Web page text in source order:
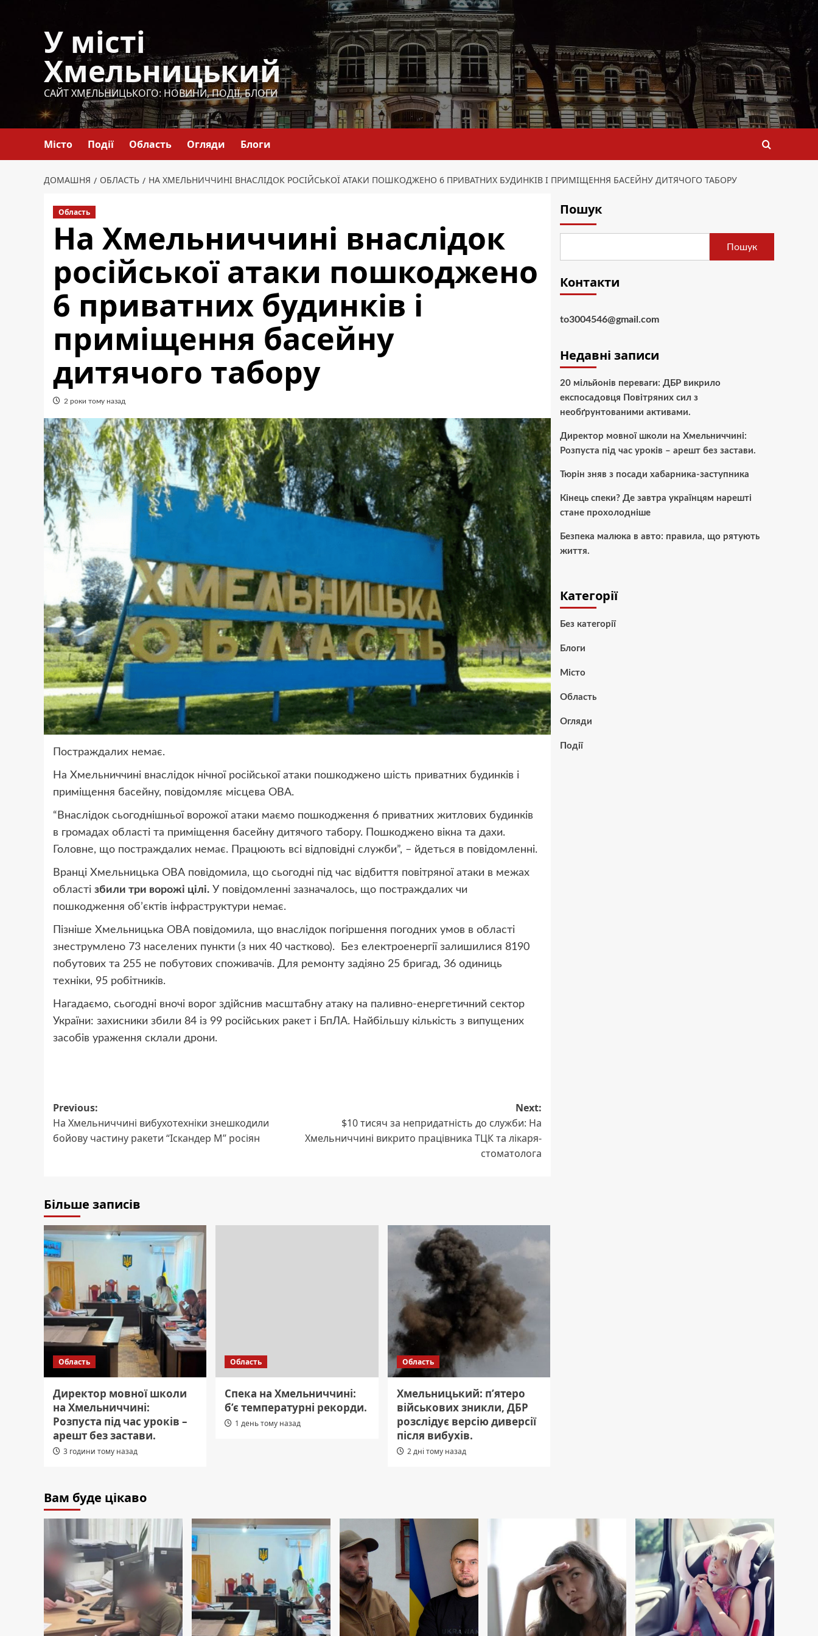
У місті
Хмельницький
САЙТ ХМЕЛЬНИЦЬКОГО: НОВИНИ, ПОДІЇ, БЛОГИ
Місто Події Область Огляди Блоги
ДОМАШНЯ ОБЛАСТЬ НА ХМЕЛЬНИЧЧИНІ ВНАСЛІДОК РОСІЙСЬКОЇ АТАКИ ПОШКОДЖЕНО 6 ПРИВАТНИХ БУДИНКІВ І ПРИМІЩЕННЯ БАСЕЙНУ ДИТЯЧОГО ТАБОРУ
Область
На Хмельниччині внаслідок
російської атаки пошкоджено
6 приватних будинків і
приміщення басейну
дитячого табору
2 роки тому назад
Постраждалих немає.
На Хмельниччині внаслідок нічної російської атаки пошкоджено шість приватних будинків і
приміщення басейну, повідомляє місцева ОВА.
“Внаслідок сьогоднішньої ворожої атаки маємо пошкодження 6 приватних житлових будинків
в громадах області та приміщення басейну дитячого табору. Пошкоджено вікна та дахи.
Головне, що постраждалих немає. Працюють всі відповідні служби”, – йдеться в повідомленні.
Вранці Хмельницька ОВА повідомила, що сьогодні під час відбиття повітряної атаки в межах
області збили три ворожі цілі. У повідомленні зазначалось, що постраждалих чи
пошкодження обʼєктів інфраструктури немає.
Пізніше Хмельницька ОВА повідомила, що внаслідок погіршення погодних умов в області
знеструмлено 73 населених пункти (з них 40 частково). Без електроенергії залишилися 8190
побутових та 255 не побутових споживачів. Для ремонту задіяно 25 бригад, 36 одиниць
техніки, 95 робітників.
Нагадаємо, сьогодні вночі ворог здійснив масштабну атаку на паливно-енергетичний сектор
України: захисники збили 84 із 99 російських ракет і БпЛА. Найбільшу кількість з випущених
засобів ураження склали дрони.
Post
navigation
Previous:
На Хмельниччині вибухотехніки знешкодили
бойову частину ракети “Іскандер М” росіян
Next:
$10 тисяч за непридатність до служби: На
Хмельниччині викрито працівника ТЦК та лікаря-
стоматолога
Більше записів
Область
Директор мовної школи
на Хмельниччині:
Розпуста під час уроків –
арешт без застави.
3 години тому назад
Область
Спека на Хмельниччині:
б’є температурні рекорди.
1 день тому назад
Область
Хмельницький: п’ятеро
військових зникли, ДБР
розслідує версію диверсії
після вибухів.
2 дні тому назад
Пошук
Пошук
Контакти
to3004546@gmail.com
Недавні записи
20 мільйонів переваги: ДБР викрило
експосадовця Повітряних сил з
необґрунтованими активами.
Директор мовної школи на Хмельниччині:
Розпуста під час уроків – арешт без застави.
Тюрін зняв з посади хабарника-заступника
Кінець спеки? Де завтра українцям нарешті
стане прохолодніше
Безпека малюка в авто: правила, що рятують
життя.
Категорії
Без категорії
Блоги
Місто
Область
Огляди
Події
Вам буде цікаво